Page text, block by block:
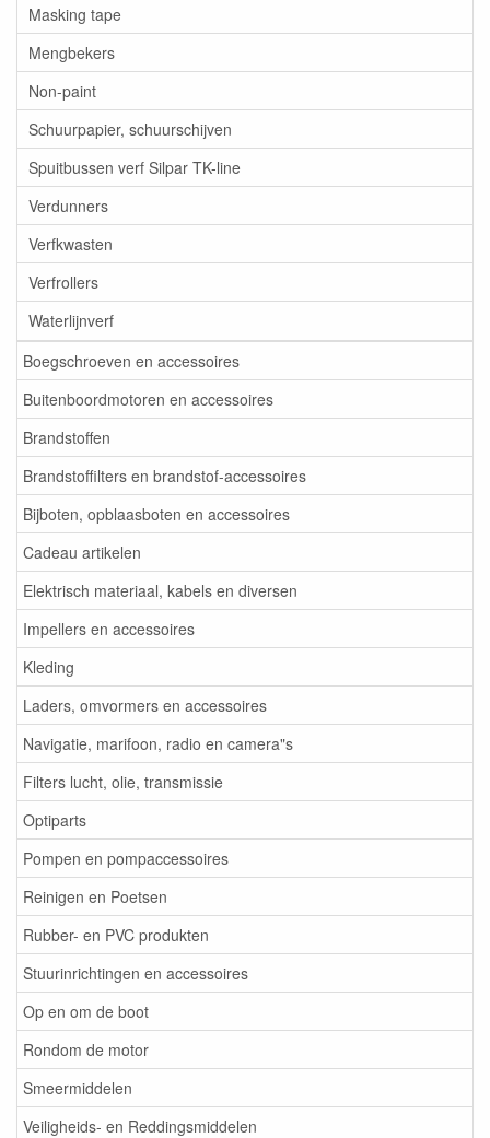
Masking tape
Mengbekers
Non-paint
Schuurpapier, schuurschijven
Spuitbussen verf Silpar TK-line
Verdunners
Verfkwasten
Verfrollers
Waterlijnverf
Boegschroeven en accessoires
Buitenboordmotoren en accessoires
Brandstoffen
Brandstoffilters en brandstof-accessoires
Bijboten, opblaasboten en accessoires
Cadeau artikelen
Elektrisch materiaal, kabels en diversen
Impellers en accessoires
Kleding
Laders, omvormers en accessoires
Navigatie, marifoon, radio en camera"s
Filters lucht, olie, transmissie
Optiparts
Pompen en pompaccessoires
Reinigen en Poetsen
Rubber- en PVC produkten
Stuurinrichtingen en accessoires
Op en om de boot
Rondom de motor
Smeermiddelen
Veiligheids- en Reddingsmiddelen